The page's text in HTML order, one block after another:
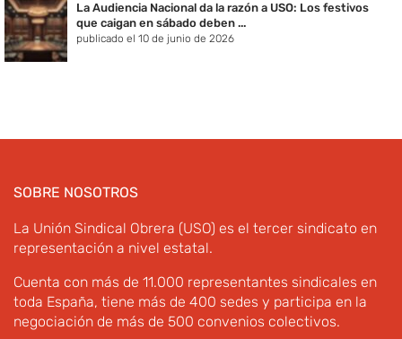
La Audiencia Nacional da la razón a USO: Los festivos
que caigan en sábado deben ...
publicado el 10 de junio de 2026
SOBRE NOSOTROS
La Unión Sindical Obrera (USO) es el tercer sindicato en
representación a nivel estatal.
Cuenta con más de 11.000 representantes sindicales en
toda España, tiene más de 400 sedes y participa en la
negociación de más de 500 convenios colectivos.